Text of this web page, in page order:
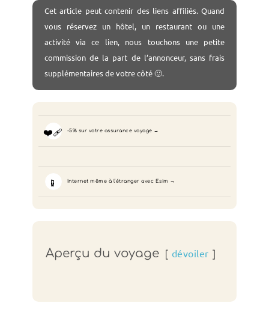
Cetarticle peut contenir des liens affiliés. Quand
vous réservez un hôtel, un restaurant ou une
activité via ce lien, nous touchons une petite
commission de la part de l’annonceur, sans frais
supplémentaires de votre côté 🙂.
❤️‍🩹 -5% sur votre assurance voyage
📱 Internet même à l’étranger avec Esim
Aperçu du voyage dévoiler